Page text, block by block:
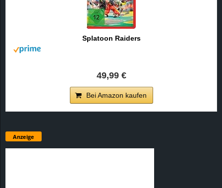
Splatoon Raiders
49,99 €
Bei Amazon kaufen
Anzeige